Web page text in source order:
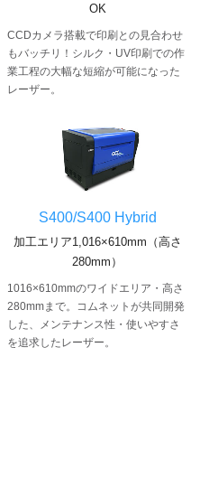
OK
CCDカメラ搭載で印刷との見合わせ
もバッチリ！シルク・UV印刷での作
業工程の大幅な短縮が可能になった
レーザー。
S400/S400 Hybrid
加工エリア1,016×610mm（高さ
280mm）
1016×610mmのワイドエリア・高さ
280mmまで。コムネットが共同開発
した、メンテナンス性・使いやすさ
を追求したレーザー。